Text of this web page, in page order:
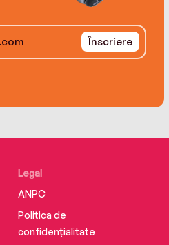
Înscriere
Legal
ANPC
Politica de
confidențialitate